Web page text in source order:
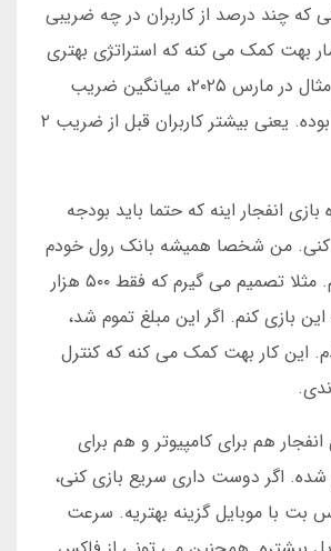
که چند درصد از کاربران در چه ضریبی
بهت کمک می کنه که استراتژی بهتری
داشته باشی. برای مثال در مارس ۲۰۲۵، میانگین ضریب
توقف کاربران ۱.۸x بوده. یعنی بیشتر کاربران قبل از ضریب ۲
انفجار اینه که حتما باید بودجه
من شخصا همیشه بانک رول خودم
رو مشخص می کنم. مثلا تصمیم می گیرم که فقط ۵۰۰ هزار
بازی کنم. اگر این مبلغ تموم شد،
این کار بهت کمک می کنه که کنترل
هم برای کامپیوتر و هم برای
شده. اگر دوست داری سریع بازی کنی،
بت با موبایل گزینه بهتریه. سرعت